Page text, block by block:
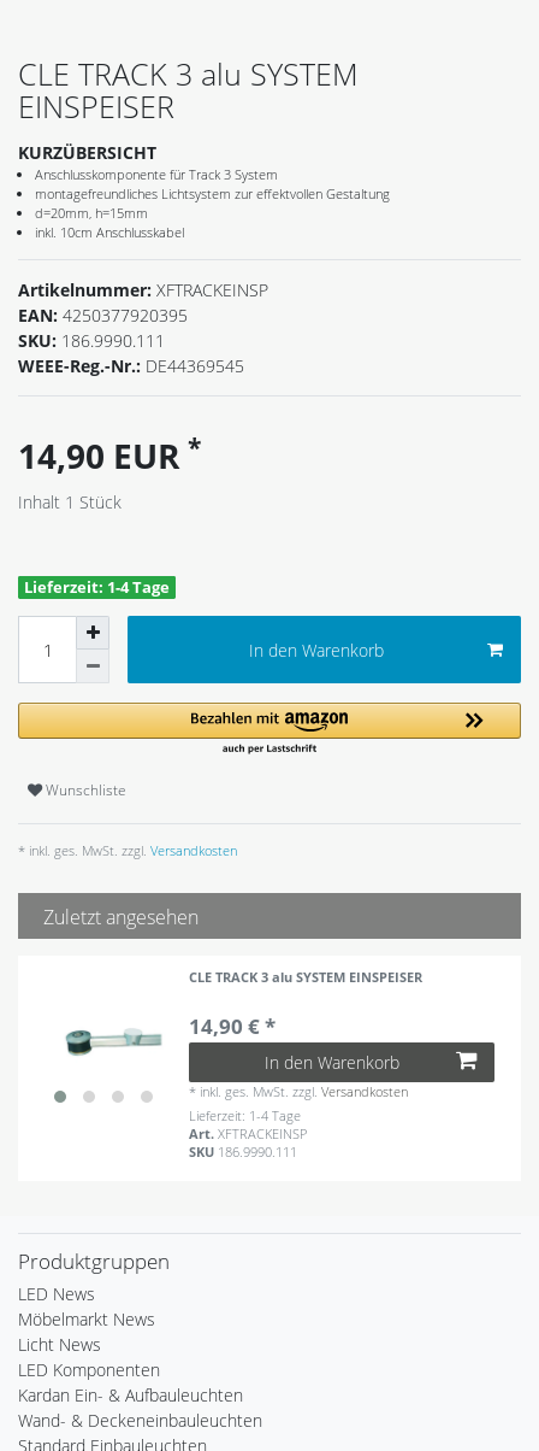
CLE TRACK 3 alu SYSTEM
EINSPEISER
KURZÜBERSICHT
Anschlusskomponente für Track 3 System
montagefreundliches Lichtsystem zur effektvollen Gestaltung
d=20mm, h=15mm
inkl. 10cm Anschlusskabel
Artikelnummer: XFTRACKEINSP
EAN: 4250377920395
SKU: 186.9990.111
WEEE-Reg.-Nr.: DE44369545
14,90 EUR *
Inhalt 1 Stück
Lieferzeit: 1-4 Tage
In den Warenkorb
Wunschliste
* inkl. ges. MwSt. zzgl. Versandkosten
Zuletzt angesehen
CLE TRACK 3 alu SYSTEM EINSPEISER
14,90 € *
In den Warenkorb
* inkl. ges. MwSt. zzgl.Versandkosten
Lieferzeit: 1-4 Tage
Art.XFTRACKEINSP
SKU 186.9990.111
Produktgruppen
LED News
Möbelmarkt News
Licht News
LED Komponenten
Kardan Ein- & Aufbauleuchten
Wand- & Deckeneinbauleuchten
Standard Einbauleuchten